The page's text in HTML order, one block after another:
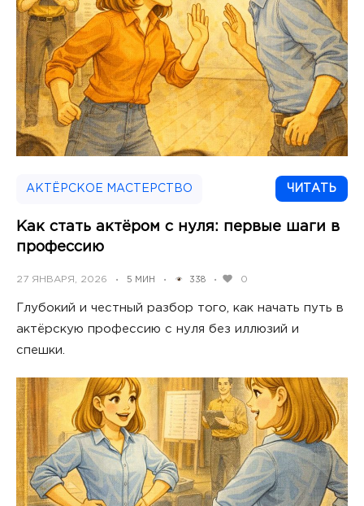
АКТЁРСКОЕ МАСТЕРСТВО ЧИТАТЬ
Как стать актёром с нуля: первые шаги в
профессию
POSTED
27 ЯНВАРЯ, 2026 • 5 МИН • 338 • 0
Глубокий и честный разбор того, как начать путь в
актёрскую профессию с нуля без иллюзий и
спешки.